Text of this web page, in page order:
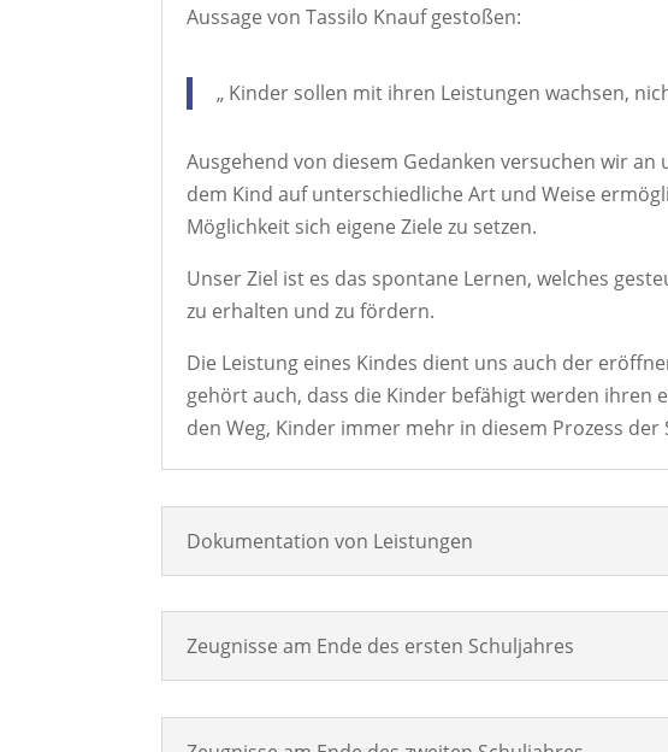
Aussage von Tassilo Knauf gestoßen:
„ Kinder sollen mit ihren Leistungen wachsen,
Ausgehend von diesem Gedanken versuchen wir
dem Kind auf unterschiedliche Art und Weise
Möglichkeit sich eigene Ziele zu setzen.
Unser Ziel ist es das spontane Lernen, welches
zu erhalten und zu fördern.
Die Leistung eines Kindes dient uns auch der
gehört auch, dass die Kinder befähigt werden ihren
den Weg, Kinder immer mehr in diesem Prozess
Dokumentation von Leistungen
Zeugnisse am Ende des ersten Schuljahres